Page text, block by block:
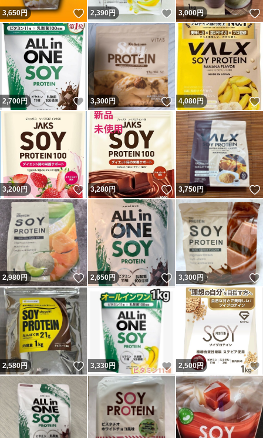
3,650円 いいね！
2,390円 いいね！
3,000円
2,700円 いいね！
3,300円 いいね！
4,080円
3,200円 いいね！
3,280円 いいね！
3,750円
2,980円 いいね！
2,650円 いいね！
3,300円
2,580円 いいね！
3,330円 いいね！
2,500円